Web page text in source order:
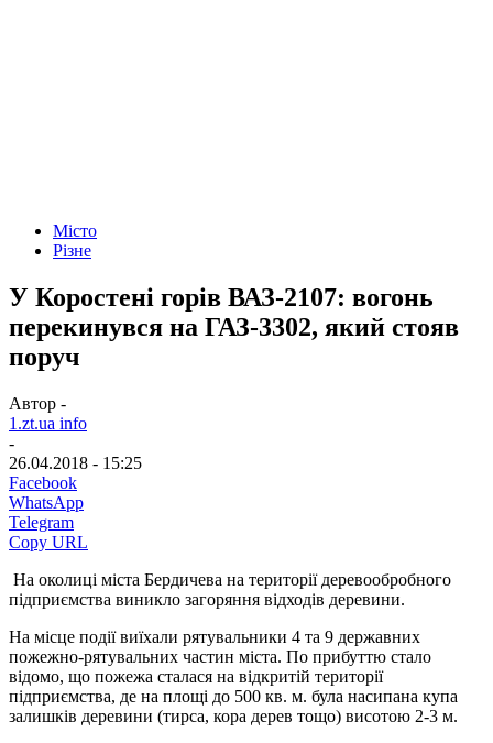
Місто
Різне
У Коростені горів ВАЗ-2107: вогонь
перекинувся на ГАЗ-3302, який стояв
поруч
Автор -
1.zt.ua info
-
26.04.2018 - 15:25
Facebook
WhatsApp
Telegram
Copy URL
На околиці міста Бердичева на території деревообробного
підприємства виникло загоряння відходів деревини.
На місце події виїхали рятувальники 4 та 9 державних
пожежно-рятувальних частин міста. По прибуттю стало
відомо, що пожежа сталася на відкритій території
підприємства, де на площі до 500 кв. м. була насипана купа
залишків деревини (тирса, кора дерев тощо) висотою 2-3 м.